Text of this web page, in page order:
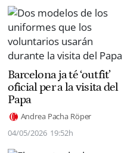
Barcelona ja té ‘outfit’
oficial per a la visita del
Papa
Andrea Pacha Röper
04/05/2026 19:52h